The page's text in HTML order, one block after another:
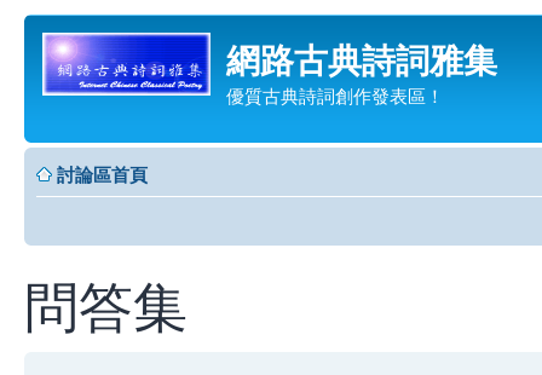
網路古典詩詞雅集
優質古典詩詞創作發表區！
討論區首頁
問答集